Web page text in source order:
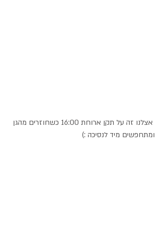
אצלנו זה על תקן ארוחת 16:00 כשחוזרים מהגן
ומתחפשים מיד לנסיכה :)